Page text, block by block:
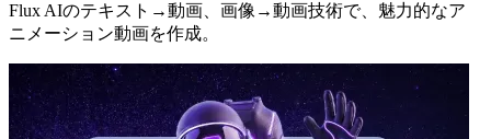
Flux AIのテキスト→動画、画像→動画技術で、魅力的なア
ニメーション動画を作成。